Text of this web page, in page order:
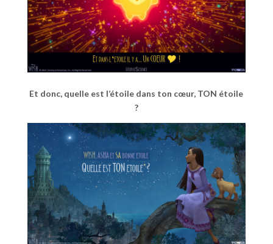
Et donc, quelle est l’étoile dans ton cœur, TON étoile
?